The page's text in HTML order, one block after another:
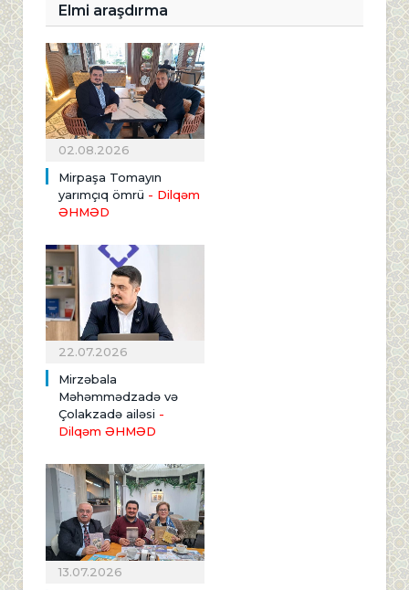
Elmi araşdırma
02.08.2026
Mirpaşa Tomayın
yarımçıq ömrü - Dilqəm
ƏHMƏD
22.07.2026
Mirzəbala
Məhəmmədzadə və
Çolakzadə ailəsi -
Dilqəm ƏHMƏD
13.07.2026